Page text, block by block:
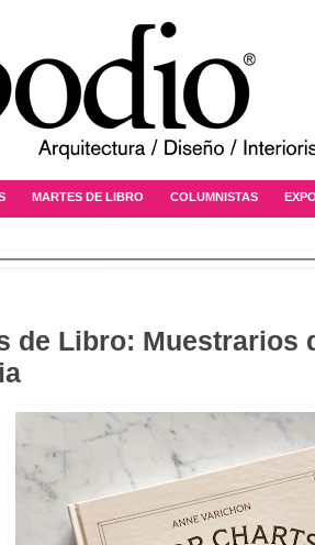
MARTES DE LIBRO COLUMNISTAS
de Libro: Muestrarios